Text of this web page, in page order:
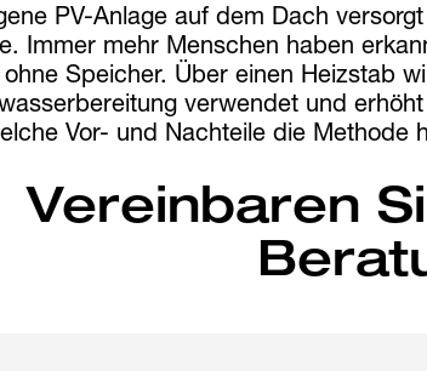
PV-Anlage auf dem Dach
Immer mehr Menschen haben
Speicher. Über einen Heizstab
verwendet und
Vor- und Nachteile die Methode
Vereinbaren